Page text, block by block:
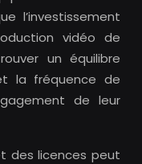
l’investissement
vidéo de
un équilibre
la fréquence de
de leur
des licences peut